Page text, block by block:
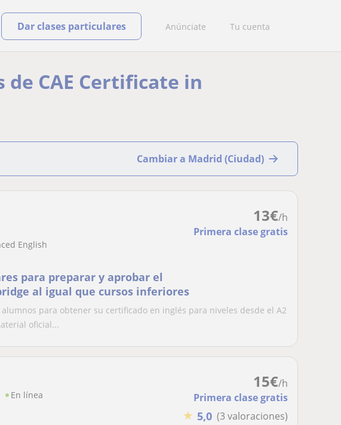
Anúnciate Tu cuenta
Dar clases particulares
CAE Certificate in
Cambiar a Madrid (Ciudad)
13€/h
Primera clase gratis
English
para preparar y aprobar el
al igual que cursos inferiores
para obtener su certificado en inglés para niveles desde el A2
oficial...
15€/h
Primera clase gratis
★ 5,0 (3 valoraciones)
En línea